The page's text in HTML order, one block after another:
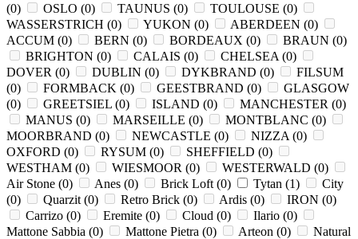
(0) OSLO (0) TAUNUS (0) TOULOUSE (0)
WASSERSTRICH (0) YUKON (0) ABERDEEN (0)
ACCUM (0) BERN (0) BORDEAUX (0) BRAUN (0)
BRIGHTON (0) CALAIS (0) CHELSEA (0)
DOVER (0) DUBLIN (0) DYKBRAND (0)
FILSUM
(0) FORMBACK (0) GEESTBRAND (0)
GLASGOW
(0) GREETSIEL (0) ISLAND (0) MANCHESTER (0)
MANUS (0) MARSEILLE (0) MONTBLANC (0)
MOORBRAND (0) NEWCASTLE (0) NIZZA (0)
OXFORD (0) RYSUM (0) SHEFFIELD (0)
WESTHAM (0) WIESMOOR (0) WESTERWALD (0)
Air Stone (0) Anes (0) Brick Loft (0) Tytan (1)
City
(0) Quarzit (0) Retro Brick (0) Ardis (0) IRON (0)
Carrizo (0) Eremite (0) Cloud (0) Ilario (0)
Mattone Sabbia (0) Mattone Pietra (0) Arteon (0)
Natural